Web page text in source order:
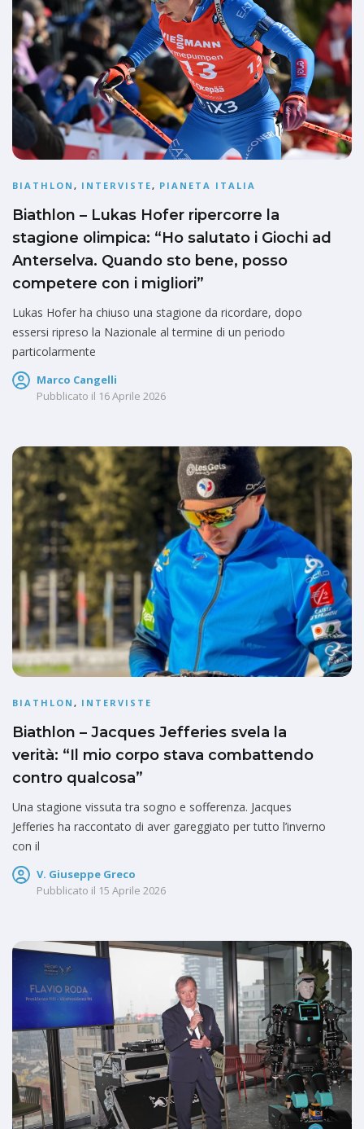
BIATHLON , INTERVISTE, PIANETA ITALIA
Biathlon – Lukas Hofer ripercorre la
stagione olimpica: “Ho salutato i Giochi ad
Anterselva. Quando sto bene, posso
competere con i migliori”
Lukas Hofer ha chiuso una stagione da ricordare, dopo
essersi ripreso la Nazionale al termine di un periodo
particolarmente
Marco Cangelli
Pubblicato il 16 Aprile 2026
BIATHLON , INTERVISTE
Biathlon – Jacques Jefferies svela la
verità: “Il mio corpo stava combattendo
contro qualcosa”
Una stagione vissuta tra sogno e sofferenza. Jacques
Jefferies ha raccontato di aver gareggiato per tutto l’inverno
con il
V. Giuseppe Greco
Pubblicato il 15 Aprile 2026